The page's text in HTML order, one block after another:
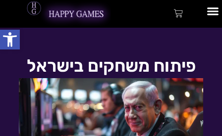
לתוכן
דילוג
עגלת
פיתוח משחקים בישראל